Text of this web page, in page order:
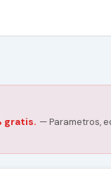
gratis. — Parametros,